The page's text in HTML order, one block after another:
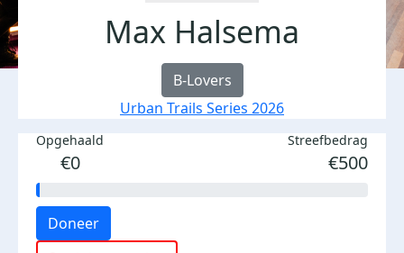
Max Halsema
B-Lovers
Urban Trails Series 2026
Opgehaald
€0
Streefbedrag
€500
Doneer